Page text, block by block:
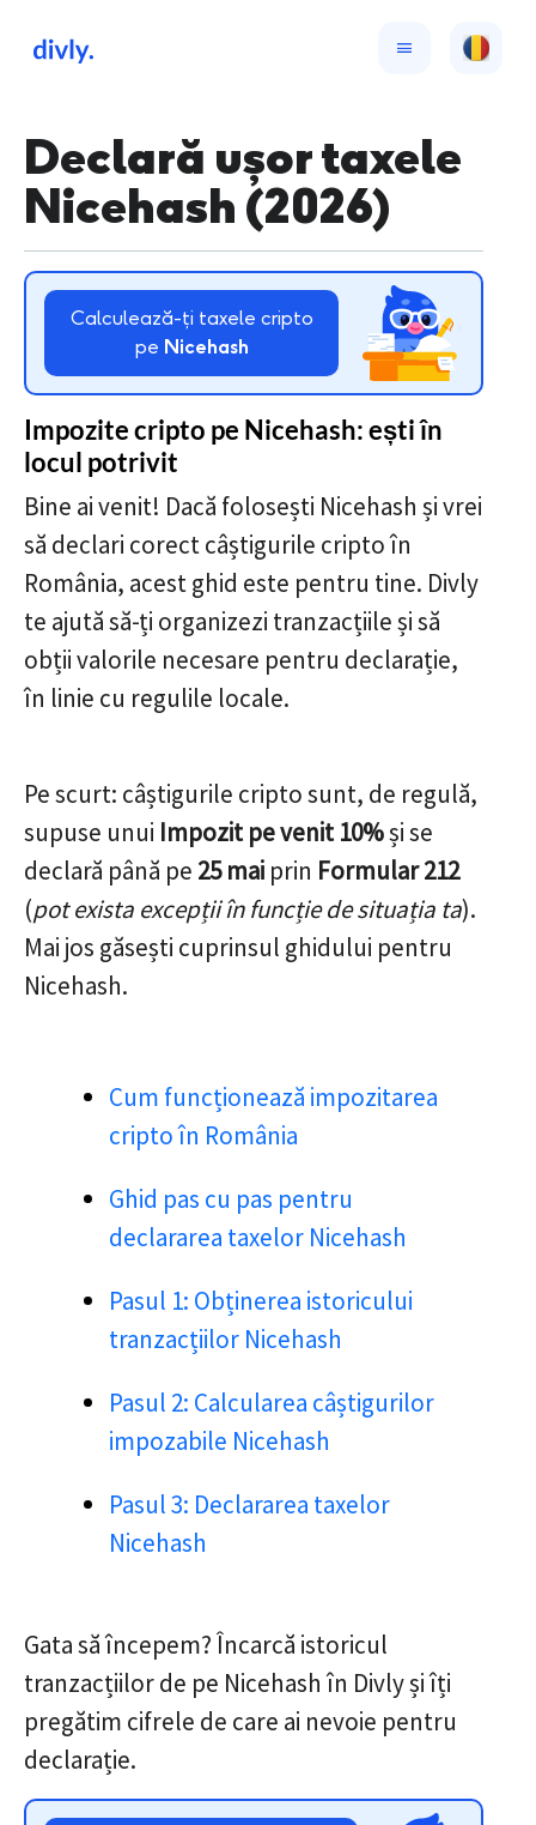
Declară ușor taxele
Nicehash (2026)
Calculează-ți taxele cripto
pe Nicehash
Impozite cripto pe Nicehash: ești în
locul potrivit
Bine ai venit! Dacă folosești Nicehash și vrei
să declari corect câștigurile cripto în
România, acest ghid este pentru tine. Divly
te ajută să-ți organizezi tranzacțiile și să
obții valorile necesare pentru declarație,
în linie cu regulile locale.
Pe scurt: câștigurile cripto sunt, de regulă,
supuse unui Impozit pe venit 10%și se
declară până pe 25 mai prin Formular 212
(pot exista excepții în funcție de situația ta).
Mai jos găsești cuprinsul ghidului pentru
Nicehash.
Cum funcționează impozitarea
cripto în România
Ghid pas cu pas pentru
declararea taxelor Nicehash
Pasul 1: Obținerea istoricului
tranzacțiilor Nicehash
Pasul 2: Calcularea câștigurilor
impozabile Nicehash
Pasul 3: Declararea taxelor
Nicehash
Gata să începem? Încarcă istoricul
tranzacțiilor de pe Nicehash în Divly și îți
pregătim cifrele de care ai nevoie pentru
declarație.